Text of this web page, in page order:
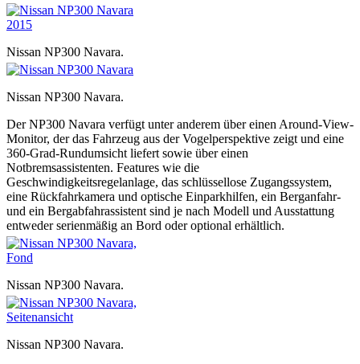
Nissan NP300 Navara.
Nissan NP300 Navara.
Der NP300 Navara verfügt unter anderem über einen Around-View-
Monitor, der das Fahrzeug aus der Vogelperspektive zeigt und eine
360-Grad-Rundumsicht liefert sowie über einen
Notbremsassistenten. Features wie die
Geschwindigkeitsregelanlage, das schlüssellose Zugangssystem,
eine Rückfahrkamera und optische Einparkhilfen, ein Berganfahr-
und ein Bergabfahrassistent sind je nach Modell und Ausstattung
entweder serienmäßig an Bord oder optional erhältlich.
Nissan NP300 Navara.
Nissan NP300 Navara.